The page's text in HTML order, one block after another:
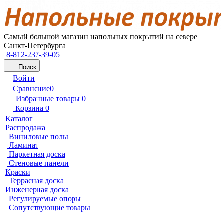
Самый большой магазин напольных покрытий на севере
Санкт-Петербурга
8-812-237-39-05
Поиск
Войти
Сравнение0
Избранные товары 0
Корзина 0
Каталог
Распродажа
Виниловые полы
Ламинат
Паркетная доска
Стеновые панели
Краски
Террасная доска
Инженерная доска
Регулируемые опоры
Сопутствующие товары